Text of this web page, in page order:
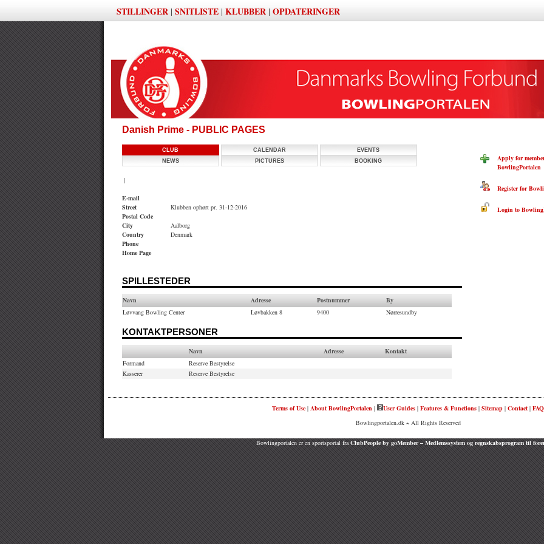
STILLINGER | SNITLISTE | KLUBBER | OPDATERINGER
Danish Prime - PUBLIC PAGES
CLUB CALENDAR
EVENTS
NEWS
PICTURES BOOKING
|
E-mail
Street
Klubben ophørt pr. 31-12-2016
Postal Code
City
Aalborg
Country
Denmark
Phone
Home Page
SPILLESTEDER
Navn Adresse Postnummer
By
Løvvang Bowling Center
Løvbakken 8 9400 Nørresundby
KONTAKTPERSONER
Navn Adresse
Kontakt
Formand
Reserve Bestyrelse
Kasserer
Reserve Bestyrelse
Apply for
BowlingPortalen
Register for
Login to
Terms of Use | About BowlingPortalen | User Guides | Features & Functions | Sitemap | Contact | FAQ
Bowlingportalen.dk ~ All Rights Reserved
Bowlingportalen er en sportsportal fraClubPeople by goMember – Medlemssystem og regnskabsprogram til